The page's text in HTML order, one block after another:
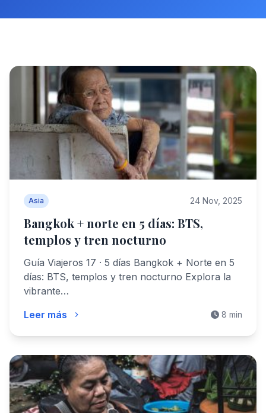
Asia 24 Nov, 2025
Bangkok + norte en 5 días: BTS,
templos y tren nocturno
Guía Viajeros 17 · 5 días Bangkok + Norte en 5
días: BTS, templos y tren nocturno Explora la
vibrante…
Leer más
8 min